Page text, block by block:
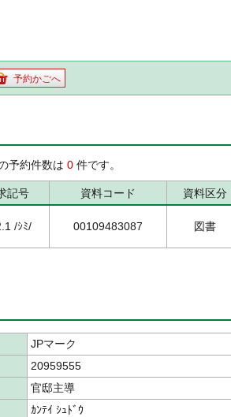
予約かごへ
予約件数は 0 件です。
記号 資料コード 資料区分
/ｼﾐ/ 00109483087 図書
JPマーク
20959555
官邸主導
ｶﾝﾃｲ ｼｭﾄﾞｳ